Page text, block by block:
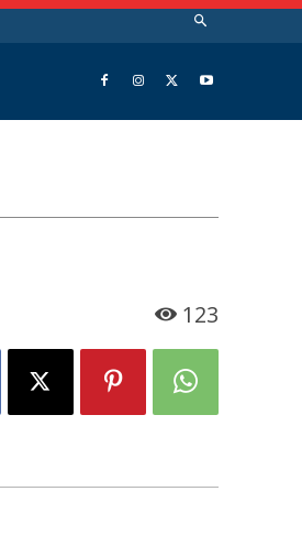
123